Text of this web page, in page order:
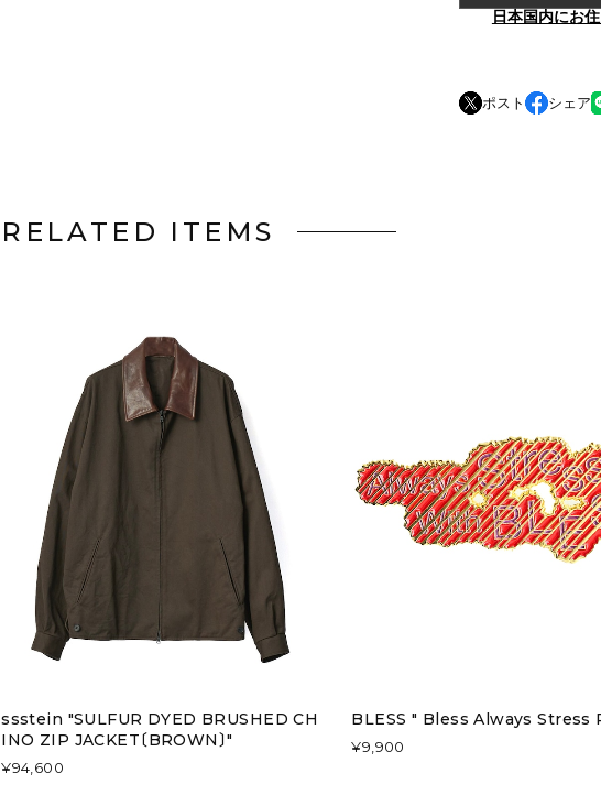
日本国内にお
ポスト シェア
RELATED ITEMS
ssstein "SULFUR DYED BRUSHED CH
INO ZIP JACKET〔BROWN〕"
¥94,600
BLESS " Bless Always Stress
¥9,900